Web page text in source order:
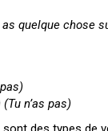
as quelque chose
n’as pas)